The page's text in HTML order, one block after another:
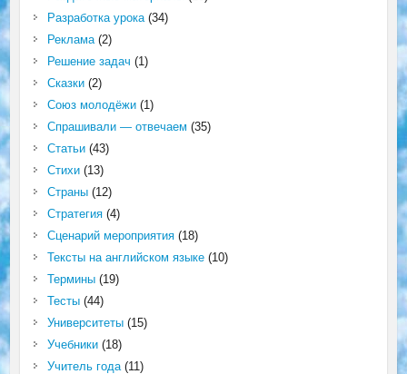
Разработка урока(34)
Реклама(2)
Решение задач (1)
Сказки(2)
Союз молодёжи(1)
Спрашивали — отвечаем (35)
Статьи(43)
Стихи(13)
Страны(12)
Стратегия(4)
Сценарий мероприятия(18)
Тексты на английском языке(10)
Термины(19)
Тесты(44)
Университеты(15)
Учебники(18)
Учитель года(11)